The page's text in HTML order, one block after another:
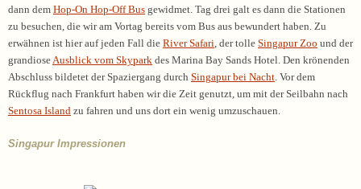
dann dem Hop-On Hop-Off Bus gewidmet. Tag drei galt es dann die Stationen
zu besuchen, die wir am Vortag bereits vom Bus aus bewundert haben. Zu
erwähnen ist hier auf jeden Fall die River Safari, der tolle Singapur Zoo und der
grandioseAusblick vom Skypark des Marina Bay Sands Hotel. Den krönenden
Abschluss bildetet der Spaziergang durch Singapur bei Nacht. Vor dem
Rückflug nach Frankfurt haben wir die Zeit genutzt, um mit der Seilbahn nach
Sentosa Island zu fahren und uns dort ein wenig umzuschauen.
Singapur Impressionen